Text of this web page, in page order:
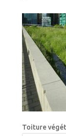
Toiture